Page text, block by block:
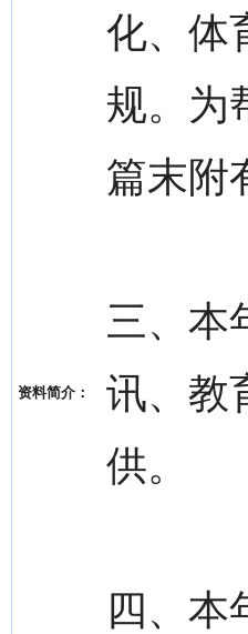
资料简介：
化、体
规。为
篇末附
三、本
讯、教
供。
四、本